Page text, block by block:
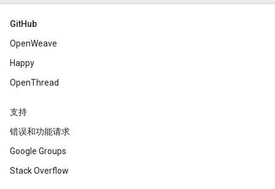
GitHub
OpenWeave
Happy
OpenThread
支持
错误和功能请求
Google Groups
Stack Overflow